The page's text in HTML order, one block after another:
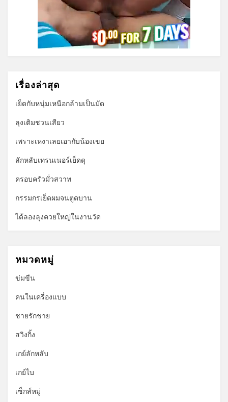
เรื่องล่าสุด
เย็ดกับหนุ่มเหนือกล้ามเป็นมัด
ลุงเติมชวนเสียว
เพราะเหงาเลยเอากับน้องเขย
ลักหลับเทรนเนอร์เย็ดดุ
ครอบครัวมั่วสวาท
กรรมกรเย็ดผมจนตูดบาน
ได้ลองลุงควยใหญ่ในงานวัด
หมวดหมู่
ข่มขืน
คนในเครื่องแบบ
ชายรักชาย
สวิงกิ้ง
เกย์ลักหลับ
เกย์ไบ
เซ็กส์หมู่